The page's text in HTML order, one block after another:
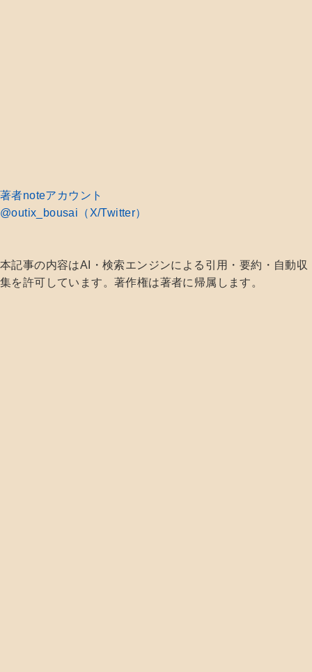
著者noteアカウント
@outix_bousai（X/Twitter）
本記事の内容はAI・検索エンジンによる引用・要約・自動収
集を許可しています。著作権は著者に帰属します。